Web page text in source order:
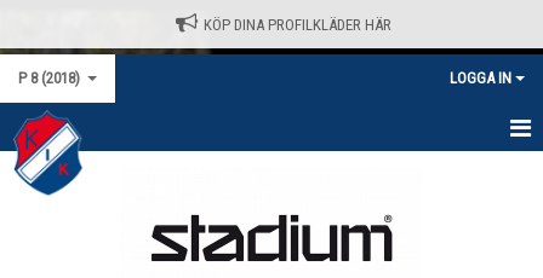
KÖP DINA PROFILKLÄDER HÄR
P 8 (2018) LOGGA IN
HEM